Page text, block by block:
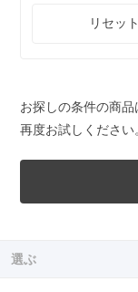
リセット
お探しの条件の商
再度お試しください
選ぶ